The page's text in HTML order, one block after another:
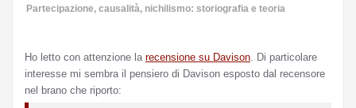
Partecipazione, causalità, nichilismo: storiografia e teoria
Ho letto con attenzione la recensione su Davison. Di particolare
interesse mi sembra il pensiero di Davison esposto dal recensore
nel brano che riporto: